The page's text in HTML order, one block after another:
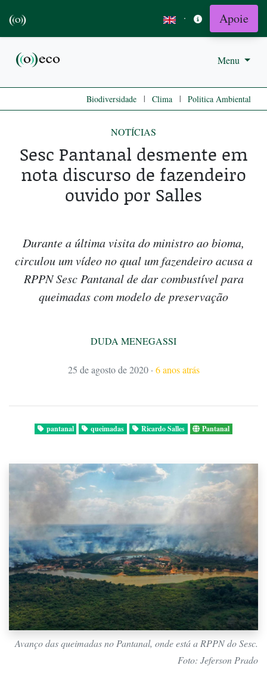
· Apoie
Menu
Biodiversidade | Clima | Politica Ambiental
NOTÍCIAS
Sesc Pantanal desmente em
nota discurso de fazendeiro
ouvido por Salles
Durante a última visita do ministro ao bioma,
circulou um vídeo no qual um fazendeiro acusa a
RPPN Sesc Pantanal de dar combustível para
queimadas com modelo de preservação
DUDA MENEGASSI
25 de agosto de 2020 · 6 anos atrás
pantanal queimadas Ricardo Salles Pantanal
Avanço das queimadas no Pantanal, onde está a RPPN do Sesc.
Foto: Jeferson Prado